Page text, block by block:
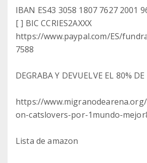
IBAN ES43 3058 1807 7627 2001
[ ] BIC CCRIES2AXXX
https://www.paypal.com/ES/
7588
DEGRABA Y DEVUELVE EL 80%
https://
on-catslovers-por-1mundo-
Lista de amazon